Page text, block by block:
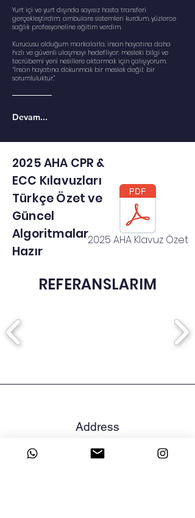
Yurt içi ve yurt dışında sayısız hasta transferi
gerçekleştirdim; ambulans sistemleri kurdum, yüzlerce
sağlık profesyoneline eğitim verdim.
Kurucusu olduğum markalarla, insan hayatına daha
hızlı ve güvenli ulaşmayı hedefliyor; mesleki bilgi ve
tecrübemi yeni nesillere aktarmak için çalışıyorum.
“İnsan hayatına dokunmak bir meslek değil; bir
sorumluluktur.”
Devam...
2025 AHA CPR &
ECC Kılavuzları
Türkçe Özet ve
Güncel
Algoritmalar
Hazır
2025 AHA Klavuz Özet
REFERANSLARIM
Address
İstanbul